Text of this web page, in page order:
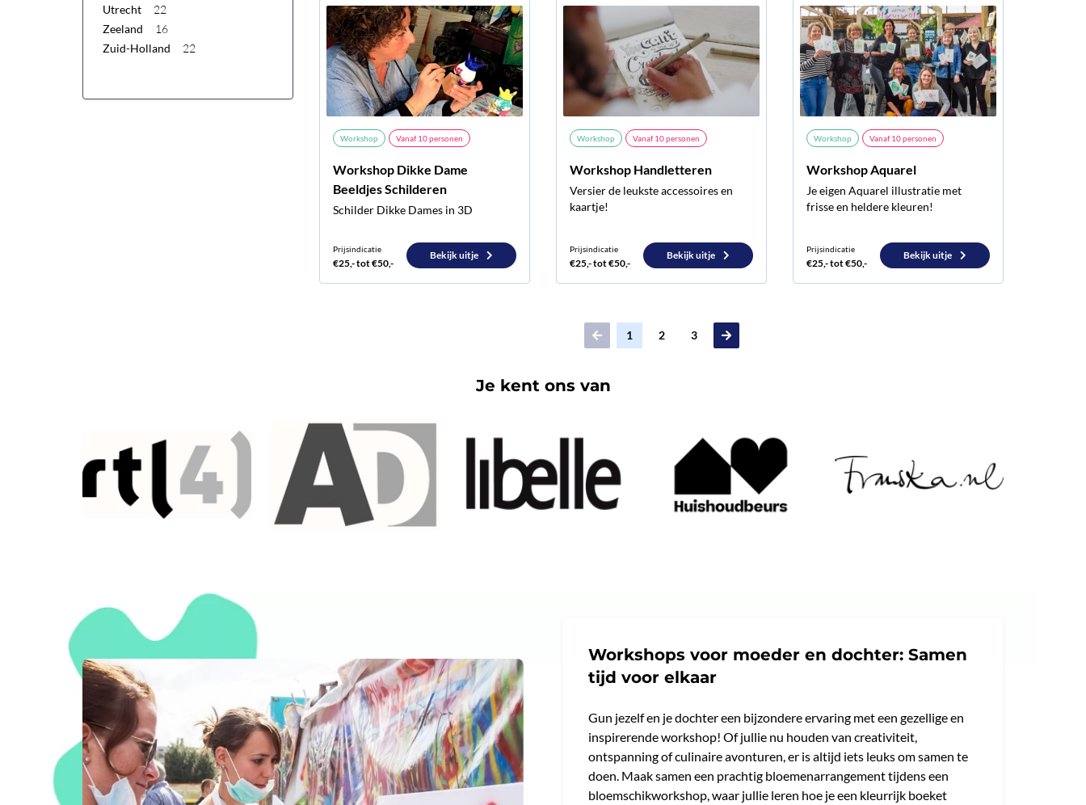
Utrecht
22
Zeeland
16
Zuid-Holland
22
Workshop Vanaf10personen
Workshop Dikke Dame
Beeldjes Schilderen
Schilder Dikke Dames in 3D
Prijsindicatie
€25,- tot €50,-
Bekijk uitje
Workshop Vanaf10personen
Workshop Handletteren
Versier de leukste accessoires en
kaartje!
Prijsindicatie
€25,- tot €50,-
Bekijk uitje
Workshop Vanaf10personen
Workshop Aquarel
Je eigen Aquarel illustratie met
frisse en heldere kleuren!
Prijsindicatie
€25,- tot €50,-
Bekijk uitje
1 2 3
Je kent ons van
Workshops voor moeder en dochter: Samen
tijd voor elkaar
Gun jezelf en je dochter een bijzondere ervaring met een gezellige en
inspirerende workshop! Of jullie nu houden van creativiteit,
ontspanning of culinaire avonturen, er is altijd iets leuks om samen te
doen. Maak samen een prachtig bloemenarrangement tijdens een
bloemschikworkshop, waar jullie leren hoe je een kleurrijk boeket